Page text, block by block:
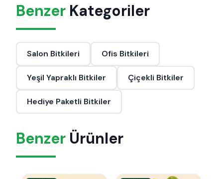
Benzer Kategoriler
Salon Bitkileri Ofis Bitkileri
Yeşil Yapraklı Bitkiler Çiçekli Bitkiler
Hediye Paketli Bitkiler
Benzer Ürünler